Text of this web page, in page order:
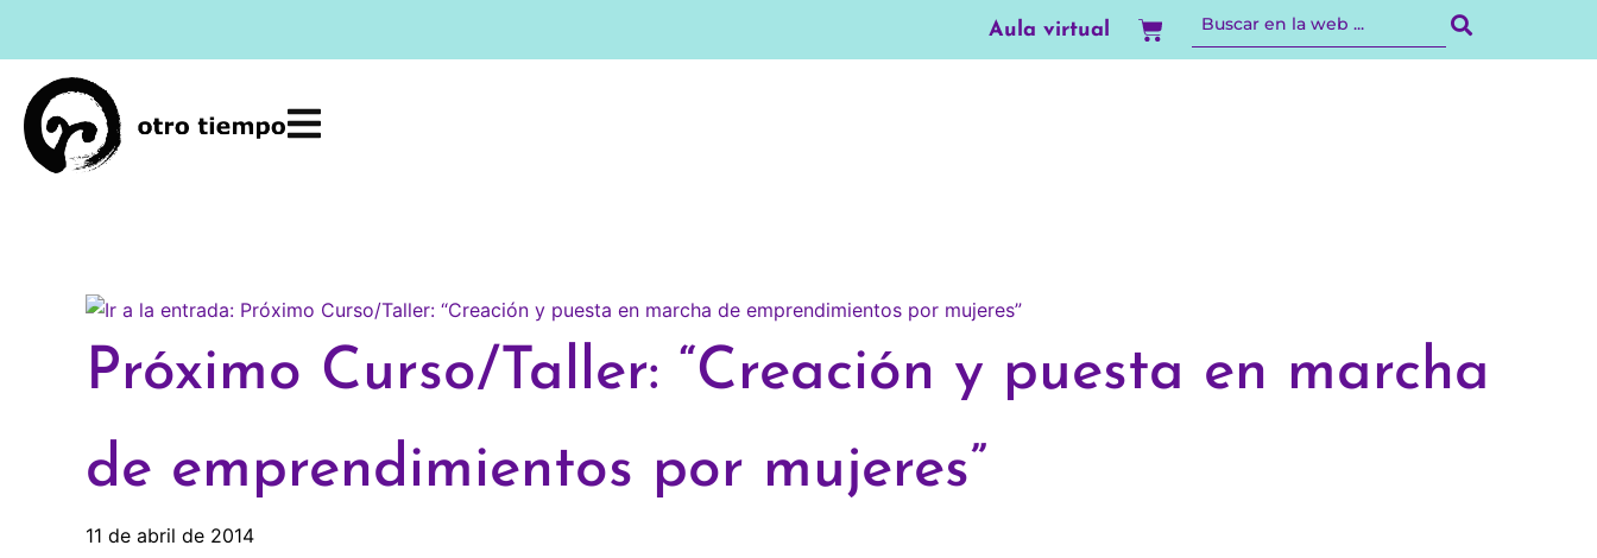
contenido
Aula virtual Carrito
Próximo Curso/Taller: “Creación y puesta en marcha
de emprendimientos por mujeres”
11 de abril de 2014